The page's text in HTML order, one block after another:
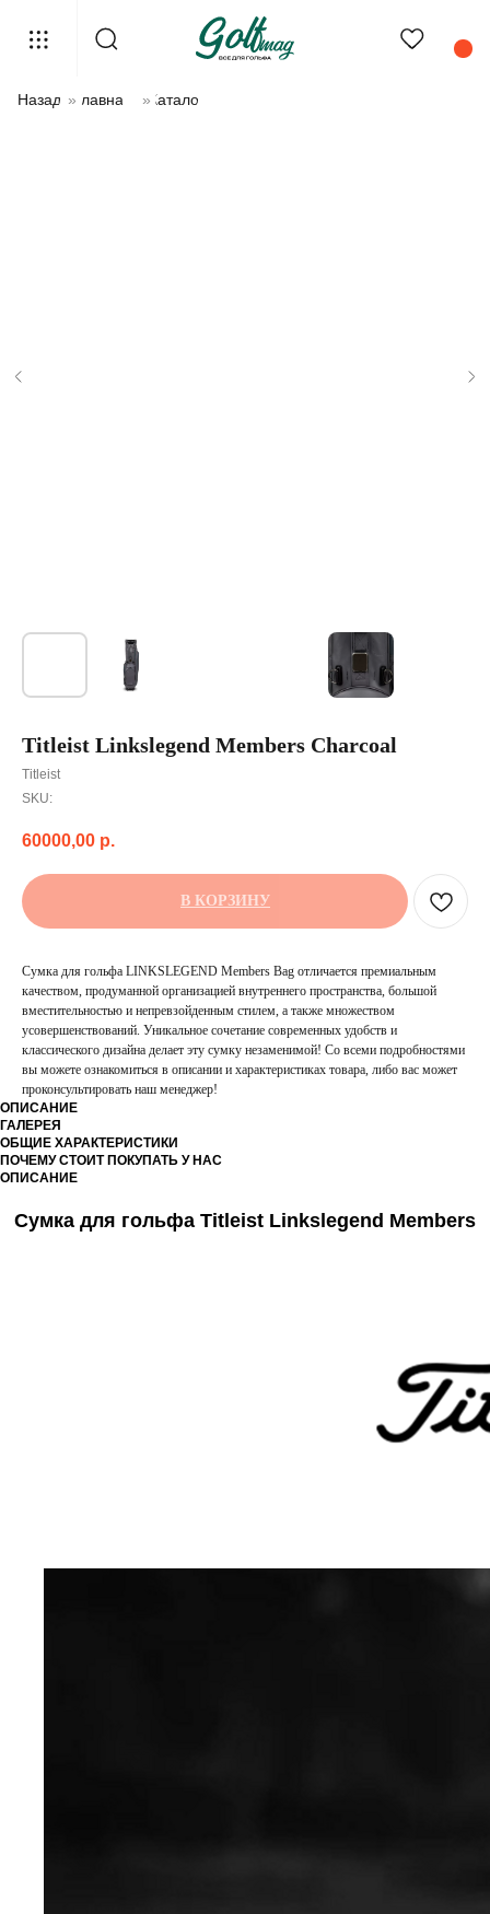
Назад »Главная »Каталог
Titleist Linkslegend Members Charcoal
Titleist
SKU:
60000,00 р.
В КОРЗИНУ
Сумка для гольфа LINKSLEGEND Members Bag отличается премиальным
качеством, продуманной организацией внутреннего пространства, большой
вместительностью и непревзойденным стилем, а также множеством
усовершенствований. Уникальное сочетание современных удобств и
классического дизайна делает эту сумку незаменимой! Со всеми подробностями
вы можете ознакомиться в описании и характеристиках товара, либо вас может
проконсультировать наш менеджер!
ОПИСАНИЕ
ГАЛЕРЕЯ
ОБЩИЕ ХАРАКТЕРИСТИКИ
ПОЧЕМУ СТОИТ ПОКУПАТЬ У НАС
ОПИСАНИЕ
Сумка для гольфа Titleist Linkslegend Members